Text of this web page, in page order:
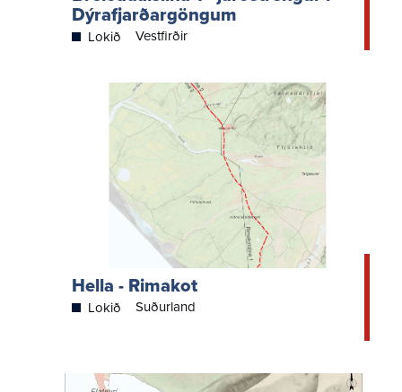
Dýrafjarðargöngum
Lokið Vestfirðir
Hella - Rimakot
Lokið Suðurland